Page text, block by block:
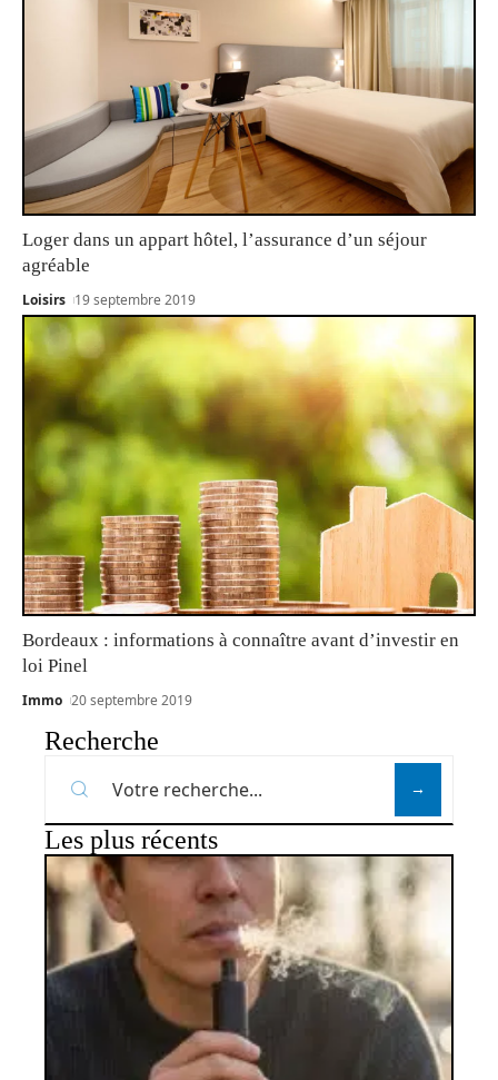
Loger dans un appart hôtel, l’assurance d’un séjour
agréable
Loisirs 19 septembre 2019
Bordeaux : informations à connaître avant d’investir en
loi Pinel
Immo 20 septembre 2019
Recherche
Les plus récents